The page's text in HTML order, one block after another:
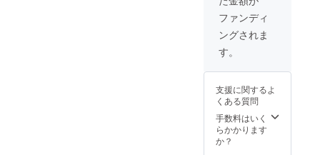
規販売
価格が
販売予
定価格
能性も
ござい
ます。
状況、
使用部
材の供
給状
上の都
合等に
より出
荷時期
が遅れ
る場合
売予定
価格に
送料を
含む合
るもの
です。
※デザイ
ン・仕
様は変
更にな
支援可
能で
す。 〇
本リ
発送品
(6月末
発送予
定)の商
品とな
りま
ファンディ
ングされま
す。
支援に関するよ
くある質問
手数料はいく
らかかります
か？